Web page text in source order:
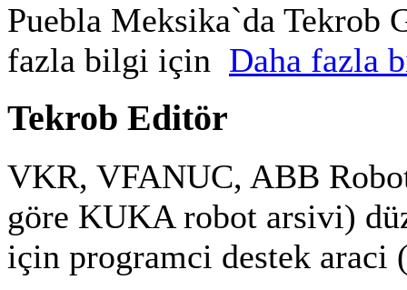
Puebla Meksika`da Tekrob
fazla bilgi için Daha fazla
Tekrob Editör
VKR, VFANUC, ABB
göre KUKA robot arsivi)
için programci destek araci